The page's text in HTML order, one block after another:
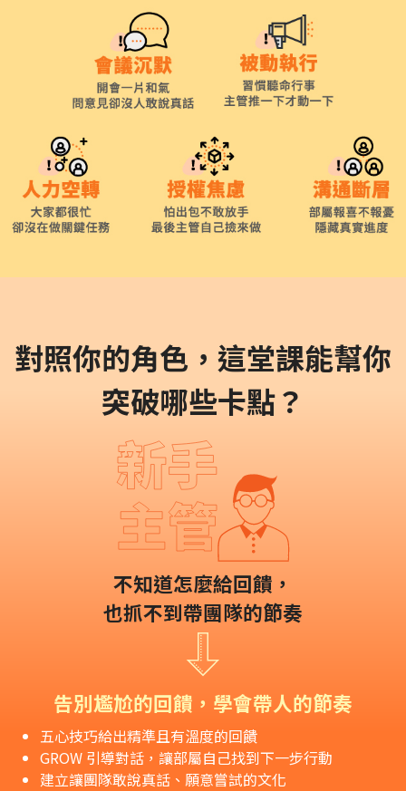
對照你的角色，這堂課能幫你
突破哪些卡點？
不知道怎麼給回饋，
也抓不到帶團隊的節奏
告別尷尬的回饋，學會帶人的節奏
五心技巧給出精準且有溫度的回饋
GROW 引導對話，讓部屬自己找到下一步行動
建立讓團隊敢說真話、願意嘗試的文化